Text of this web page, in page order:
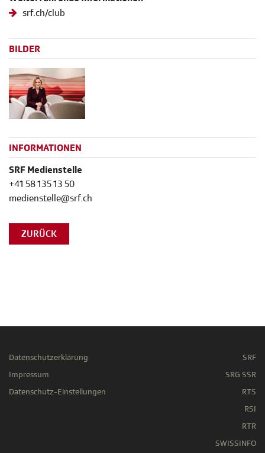
srf.ch/club
BILDER
INFORMATIONEN
SRF Medienstelle
+41 58 135 13 50
medienstelle@srf.ch
ZURÜCK
Datenschutzerklärung
Impressum
Datenschutz-Einstellungen
SRF
SRG SSR
RTS
RSI
RTR
SWISSINFO